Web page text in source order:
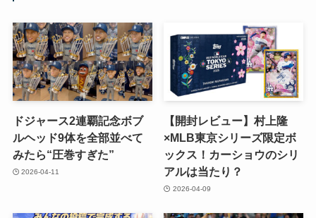
ドジャース2連覇記念ボブ
ルヘッド9体を全部並べて
みたら“圧巻すぎた”
2026-04-11
【開封レビュー】村上隆
×MLB東京シリーズ限定ボ
ックス！カーショウのシリ
アルは当たり？
2026-04-09